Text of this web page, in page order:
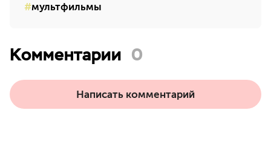
мультфильмы
Комментарии 0
Написать комментарий